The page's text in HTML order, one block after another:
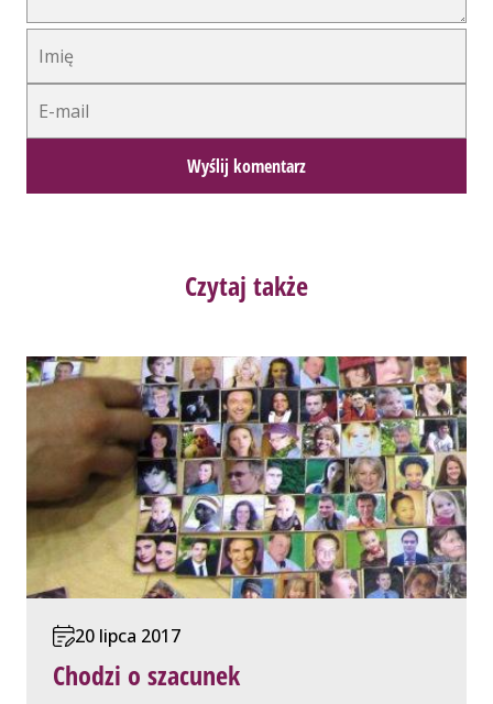
Czytaj także
20 lipca 2017
Chodzi o szacunek